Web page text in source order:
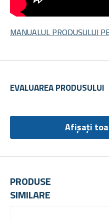
MANUALUL PRODUSULUI
PRODUSE
SIMILARE
EVALUAREA PRODUSULUI
Afișați